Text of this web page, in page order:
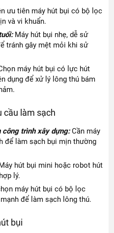
ưu tiên máy hút bụi có bộ lọc
và vi khuẩn.
Máy hút bụi nhẹ, dễ sử
tránh gây mệt mỏi khi sử
máy hút bụi có lực hút
dụng để xử lý lông thú bám
cầu làm sạch
trình xây dựng:Cần máy
để làm sạch bụi mịn thường
hút bụi mini hoặc robot hút
lý.
máy hút bụi có bộ lọc
để làm sạch lông thú.
bụi